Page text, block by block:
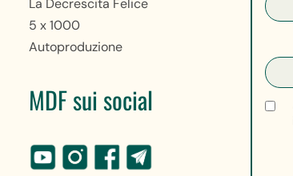
La Decrescita Felice
5 x 1000
Autoproduzione
MDF sui social